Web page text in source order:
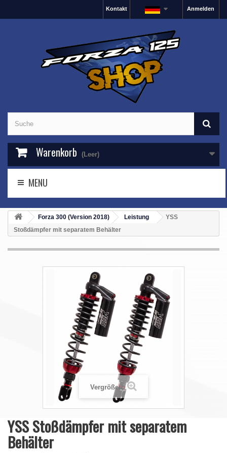
Anmelden
Kontakt
Warenkorb (Leer)
MENU
Forza 300 (Version 2018) Leistung
YSS
Stoßdämpfer mit separatem Behälter
Vergrößern
YSS Stoßdämpfer mit separatem
Behälter